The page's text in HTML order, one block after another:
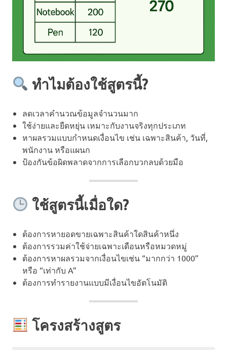
ทำไมต้องใช้สูตรนี้?
ลดเวลาคำนวณข้อมูลจำนวนมาก
ใช้ง่ายและยืดหยุ่น เหมาะกับงานจริงทุกประเภท
หาผลรวมแบบกำหนดเงื่อนไข เช่น เฉพาะสินค้า, วันที่,
พนักงาน หรือแผนก
ป้องกันข้อผิดพลาดจากการเลือกบวกลบด้วยมือ
ใช้สูตรนี้เมื่อใด?
ต้องการหายอดขายเฉพาะสินค้าใดสินค้าหนึ่ง
ต้องการรวมค่าใช้จ่ายเฉพาะเดือนหรือหมวดหมู่
ต้องการหาผลรวมจากเงื่อนไขเช่น “มากกว่า 1000”
หรือ “เท่ากับ A”
ต้องการทำรายงานแบบมีเงื่อนไขอัตโนมัติ
โครงสร้างสูตร